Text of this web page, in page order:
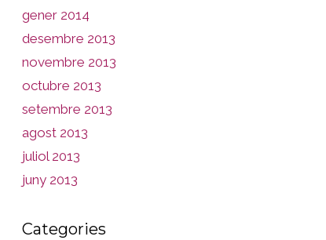
gener 2014
desembre 2013
novembre 2013
octubre 2013
setembre 2013
agost 2013
juliol 2013
juny 2013
Categories